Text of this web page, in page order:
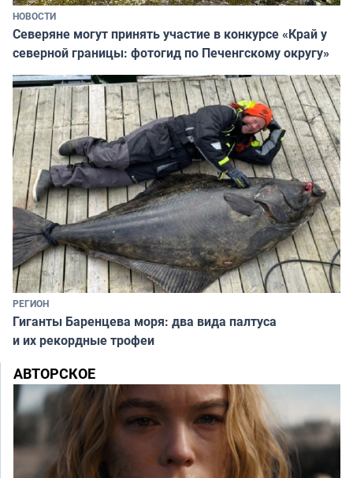
НОВОСТИ
Северяне могут принять участие в конкурсе «Край у
северной границы: фотогид по Печенгскому округу»
РЕГИОН
Гиганты Баренцева моря: два вида палтуса
и их рекордные трофеи
АВТОРСКОЕ